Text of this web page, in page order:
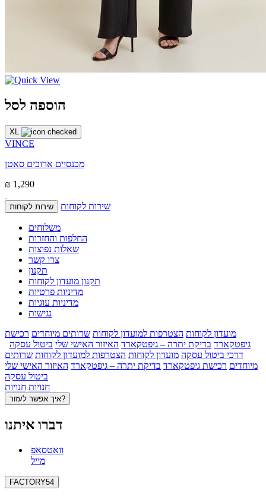
הוספה לסל
XL
VINCE
מכנסיים ארוכים סאטן
₪ 1,290
שירות לקוחות שירות לקוחות
משלוחים
החלפות והחזרות
שאלות נפוצות
צרו קשר
תקנון
תקנון מועדון לקוחות
מדיניות פרטיות
מדיניות עוגיות
נגישות
מועדון לקוחות הצטרפות למועדון לקוחות שרותים מיוחדים רכישת
גיפטקארד בדיקת יתרה – גיפטקארד האיזור האישי שלי ביטול עסקה
דרכי ביטול עסקה מועדון לקוחות הצטרפות למועדון לקוחות שרותים
מיוחדים רכישת גיפטקארד בדיקת יתרה – גיפטקארד האיזור האישי שלי
ביטול עסקה
חנויות חנויות
איך אפשר לעזור?
דברו איתנו
וואטסאפ
מייל
FACTORY54